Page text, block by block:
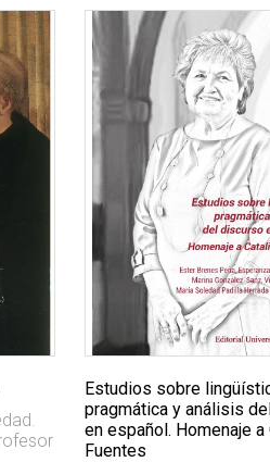
Estudios sobre
pragmática y análisis
en español. Homenaje a
Fuentes